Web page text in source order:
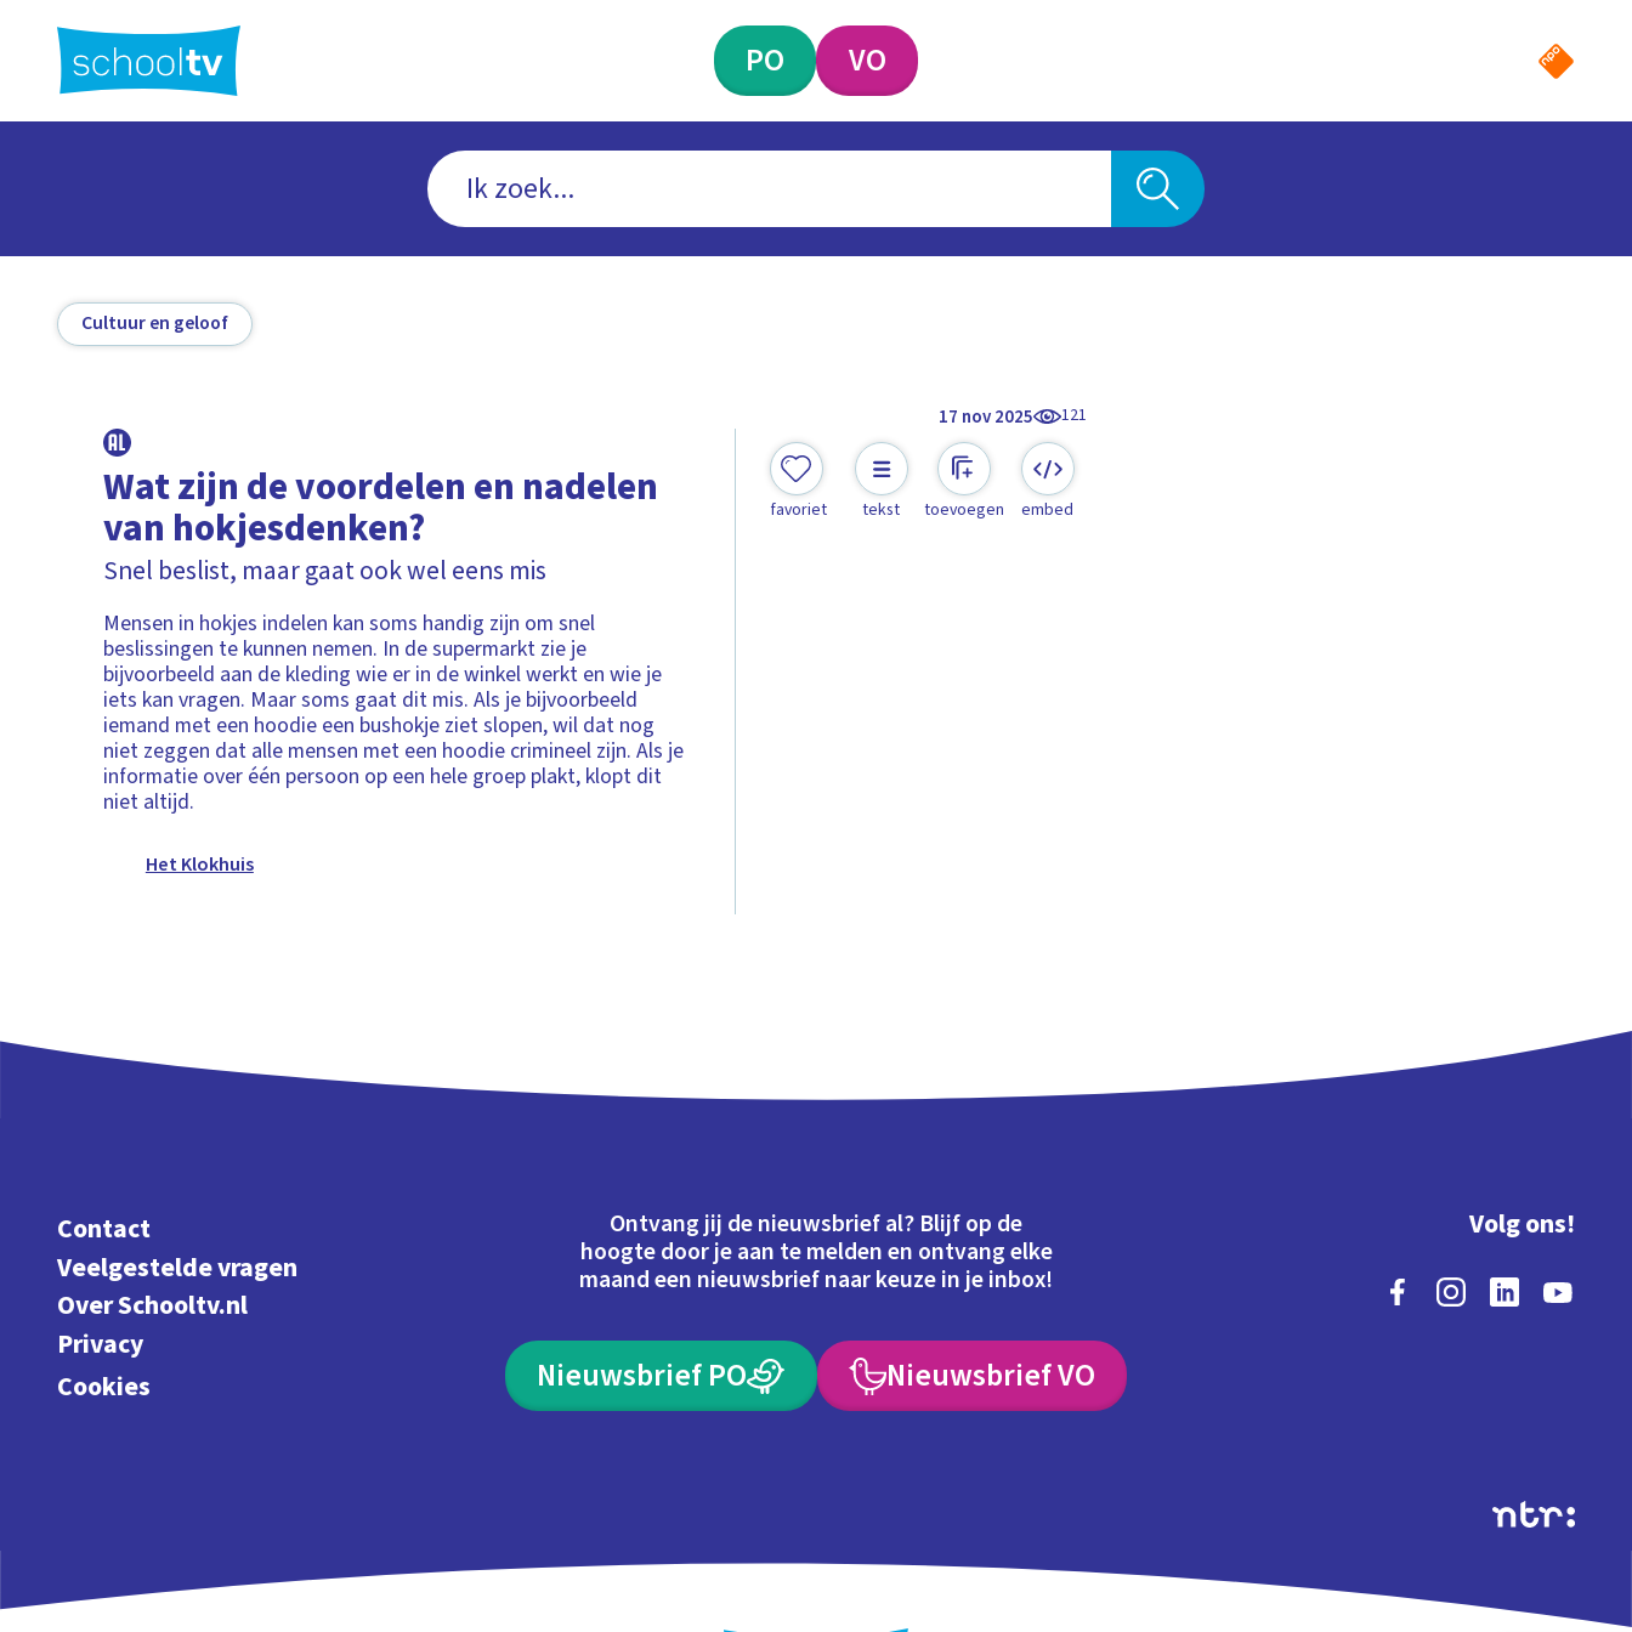
hoofdinhoud
PO VO
Cultuur en geloof
17 nov 2025 121
Wat zijn de voordelen en nadelen
van hokjesdenken?
Snel beslist, maar gaat ook wel eens mis
Mensen in hokjes indelen kan soms handig zijn om snel
beslissingen te kunnen nemen. In de supermarkt zie je
bijvoorbeeld aan de kleding wie er in de winkel werkt en wie je
iets kan vragen. Maar soms gaat dit mis. Als je bijvoorbeeld
iemand met een hoodie een bushokje ziet slopen, wil dat nog
niet zeggen dat alle mensen met een hoodie crimineel zijn. Als je
informatie over één persoon op een hele groep plakt, klopt dit
niet altijd.
Het Klokhuis
favoriet tekst toevoegen embed
Contact
Veelgestelde vragen
Over Schooltv.nl
Privacy
Cookies
Ontvang jij de nieuwsbrief al? Blijf op de
hoogte door je aan te melden en ontvang elke
maand een nieuwsbrief naar keuze in je inbox!
Nieuwsbrief PO Nieuwsbrief VO
Volg ons!